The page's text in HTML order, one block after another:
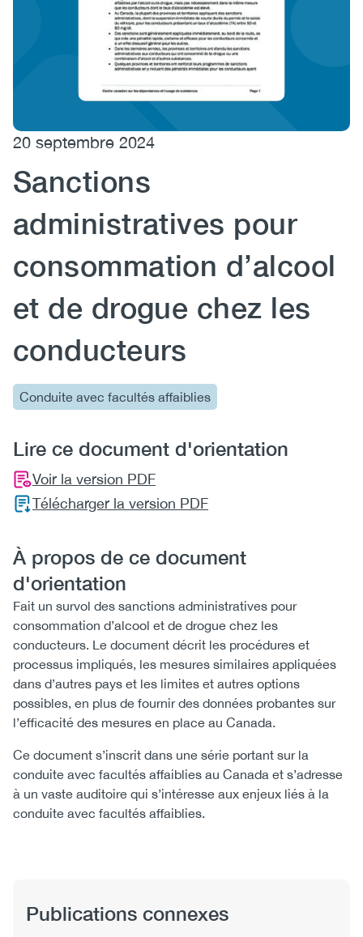
(CCSA)
20 septembre 2024
Sanctions
administratives pour
consommation d’alcool
et de drogue chez les
conducteurs
Conduite avec facultés affaiblies
Lire ce document d'orientation
Voir la version PDF
Télécharger la version PDF
À propos de ce document
d'orientation
Fait un survol des sanctions administratives pour
consommation d’alcool et de drogue chez les
conducteurs. Le document décrit les procédures et
processus impliqués, les mesures similaires appliquées
dans d’autres pays et les limites et autres options
possibles, en plus de fournir des données probantes sur
l’efficacité des mesures en place au Canada.
Ce document s’inscrit dans une série portant sur la
conduite avec facultés affaiblies au Canada et s’adresse
à un vaste auditoire qui s’intéresse aux enjeux liés à la
conduite avec facultés affaiblies.
Publications connexes